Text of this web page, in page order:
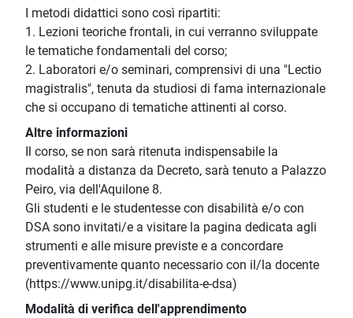
I metodi didattici sono così ripartiti:
1. Lezioni teoriche frontali, in cui verranno sviluppate
le tematiche fondamentali del corso;
2. Laboratori e/o seminari, comprensivi di una "Lectio
magistralis", tenuta da studiosi di fama internazionale
che si occupano di tematiche attinenti al corso.
Altre informazioni
Il corso, se non sarà ritenuta indispensabile la
modalità a distanza da Decreto, sarà tenuto a Palazzo
Peiro, via dell'Aquilone 8.
Gli studenti e le studentesse con disabilità e/o con
DSA sono invitati/e a visitare la pagina dedicata agli
strumenti e alle misure previste e a concordare
preventivamente quanto necessario con il/la docente
(https://www.unipg.it/disabilita-e-dsa)
Modalità di verifica dell'apprendimento